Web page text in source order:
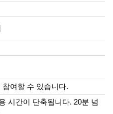
참여할 수 있습니다.
시간이 단축됩니다. 20분 넘